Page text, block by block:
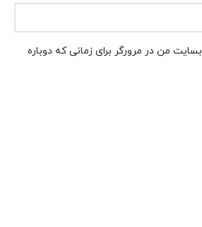
من در مرورگر برای زمانی که دوباره